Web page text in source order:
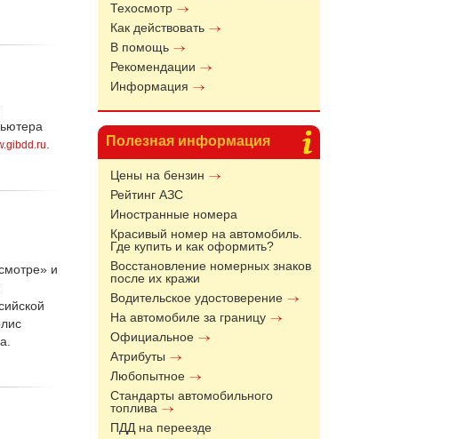
Техосмотр
Как действовать
В помощь
Рекомендации
Информация
Полезная информация
Цены на бензин
Рейтинг АЗС
Иностранные номера
Красивый номер на автомобиль.
Где купить и как оформить?
Восстановление номерных знаков
после их кражи
Водительское удостоверение
На автомобиле за границу
Официальное
Атрибуты
Любопытное
Стандарты автомобильного
топлива
ПДД на переезде
и